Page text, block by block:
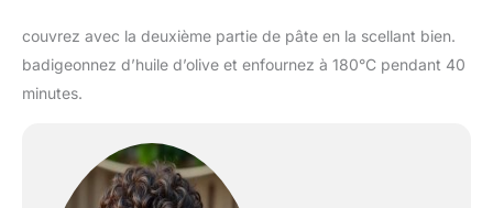
couvrez avec la deuxième partie de pâte en la scellant bien.
badigeonnez d’huile d’olive et enfournez à 180°C pendant 40
minutes.